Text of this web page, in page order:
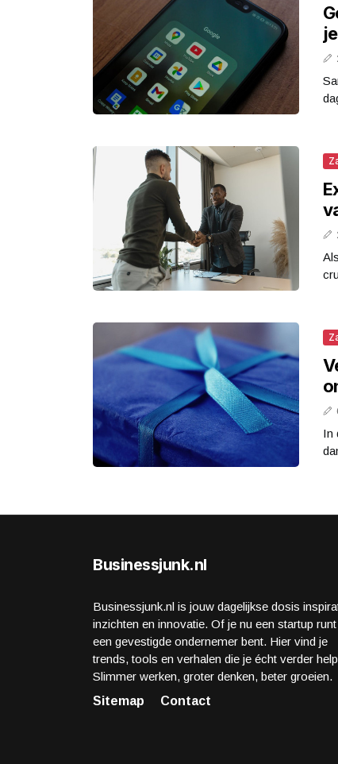
In
Businessjunk.nl
Businessjunk.nl is jouw dagelijkse dosis
inzichten en innovatie. Of je nu een startup
een gevestigde ondernemer bent. Hier vind je
trends, tools en verhalen die je écht verder
Slimmer werken, groter denken, beter groeien.
Sitemap
Contact